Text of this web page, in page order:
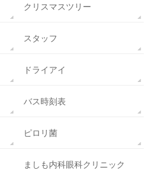
クリスマスツリー
スタッフ
ドライアイ
バス時刻表
ピロリ菌
ましも内科眼科クリニック